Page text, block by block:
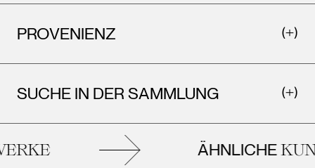
PROVENIENZ
SUCHE IN DER SAMMLUNG
ÄHNLICHE